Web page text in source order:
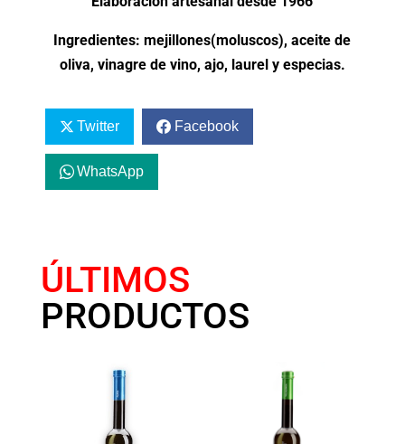
Ingredientes: mejillones(moluscos), aceite de
oliva, vinagre de vino, ajo, laurel y especias.
Twitter Facebook
WhatsApp
ÚLTIMOS
PRODUCTOS